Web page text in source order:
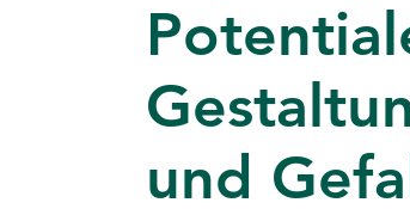
NEWS
KARRIERE
und